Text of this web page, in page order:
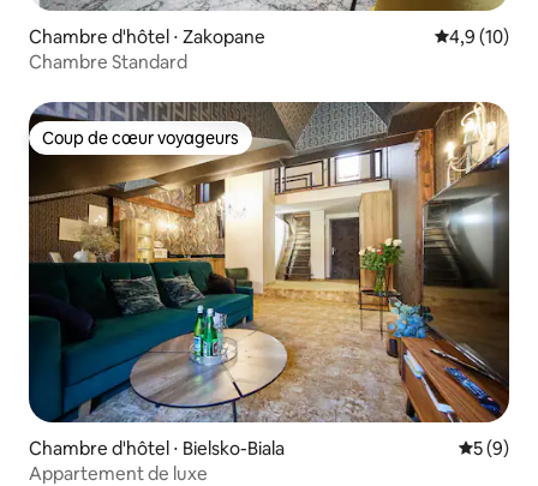
Chambre d'hôtel ⋅ Zakopane Évaluation
4,9 (10)
Chambre Standard
Coup de cœur voyageurs
Coup de cœur voyageurs
Chambre d'hôtel ⋅ Bielsko-Biala
5 (9)
Appartement de luxe